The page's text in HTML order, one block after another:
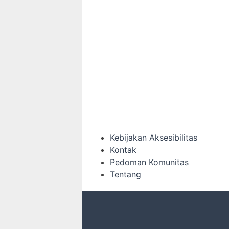
Kebijakan Aksesibilitas
Kontak
Pedoman Komunitas
Tentang